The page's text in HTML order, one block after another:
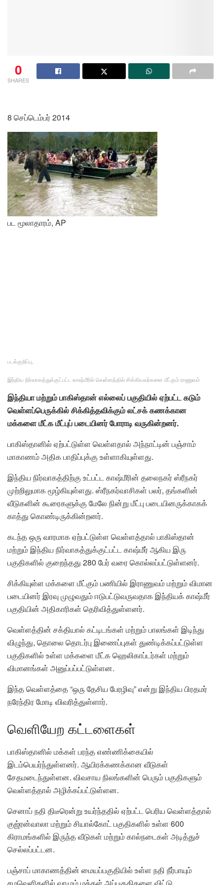
0
SHARES
8 செப்டெம்பர் 2014
பட மூலாதாரம், AP
படக்குறிப்பு,
இந்திய நிர்வாகத்துக்குட்பட்ட காஷ்மீரில் வெள்ளத்தில் சிக்கியவர்களை மீட்கும் ராணுவம்
இந்தியா மற்றும் பாகிஸ்தான் எல்லைப் பகுதியில் ஏற்பட்ட கடும்
வெள்ளப்பெருக்கில் சிக்கித்தவிக்கும் லட்சக் கணக்கான
மக்களை மீட்க மீட்புப் படையினர் போராடி வருகின்றனர்.
பாகிஸ்தானில் ஏற்பட்டுள்ள வெள்ளதால் அந்நாட்டின் பஞ்சாம்
மாகாணம் அதிக பாதிப்புக்கு உள்ளாகியுள்ளது.
இந்திய நிர்வாகத்திற்கு உட்பட்ட காஷ்மீரின் தலைநகர் ஸ்ரீநகர்
முற்றிலுமாக மூழ்கியுள்ளது. ஸ்ரீநகர்வாசிகள் பலர், தங்களின்
வீடுகளின் கூரைகளுக்கு மேலே நின்று மீட்பு படையினருக்காகக்
காத்து கொண்டிருக்கின்றனர்.
கடந்த ஒரு வாரமாக ஏற்பட்டுள்ள வெள்ளத்தால் பாகிஸ்தான்
மற்றும் இந்திய நிர்வாகத்துக்குட்பட்ட காஷ்மீர் ஆகிய இரு
பகுதிகளில் குறைந்தது 280 பேர் வரை கொல்லப்பட்டுள்ளனர்.
சிக்கியுள்ள மக்களை மீட்கும் பணியில் இராணுவம் மற்றும் விமான
படையினர் இரவு முழுவதும் ஈடுபட்டுவருவதாக இந்தியக் காஷ்மீர்
பகுதியின் அதிகாரிகள் தெரிவித்துள்ளனர்.
வெள்ளத்தின் சக்தியால் கட்டிடங்கள் மற்றும் பாலங்கள் இடிந்து
விழுந்து, தொலை தொடர்பு இணைப்புகள் துண்டிக்கப்பட்டுள்ள
பகுதிகளில் உள்ள மக்களை மீட்க ஹெலிகாப்டர்கள் மற்றும்
விமானங்கள் அனுப்பப்பட்டுள்ளன.
இந்த வெள்ளத்தை “ஒரு தேசிய பேரழிவு” என்று இந்திய பிரதமர்
நரேந்திர மோடி விவரித்துள்ளார்.
வெளியேற கட்டளைகள்
பாகிஸ்தானில் மக்கள் பரந்த எண்ணிக்கையில்
இடம்பெயர்ந்துள்ளனர். ஆயிரக்கணக்கான வீடுகள்
சேதமடைந்துள்ளன. விவசாய நிலங்களின் பெரும் பகுதிகளும்
வெள்ளத்தால் அழிக்கப்பட்டுள்ளன.
செனாப் நதி திடீரென்று உயர்ந்ததில் ஏற்பட்ட பெரிய வெள்ளத்தால்
குஜ்ரன்வாலா மற்றும் சியால்கோட் பகுதிகளில் உள்ள 600
கிராமங்களில் இருந்த வீடுகள் மற்றும் கால்நடைகள் அடித்துச்
செல்லப்பட்டன.
பஞ்சாப் மாகாணத்தின் மையப்பகுதியில் உள்ள நதி நீர்பாயும்
சமவெளிகளில் வாழும் மக்கள் அப்பகுதிகளை விட்டு